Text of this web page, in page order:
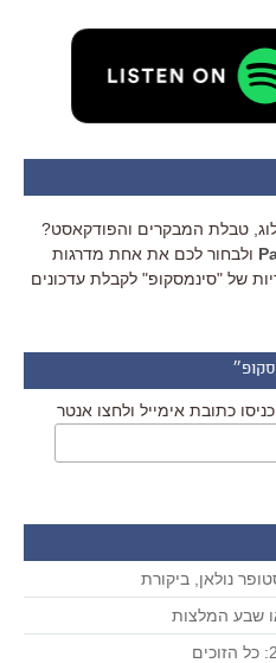
טבלת המבקרים והפודקאסט?
ולבחור לכם את אחת מדרגות
של "סינמסקופ" לקבלת עדכונים
כתובת אימייל ולחצו אנטר
נולאן, ביקורת